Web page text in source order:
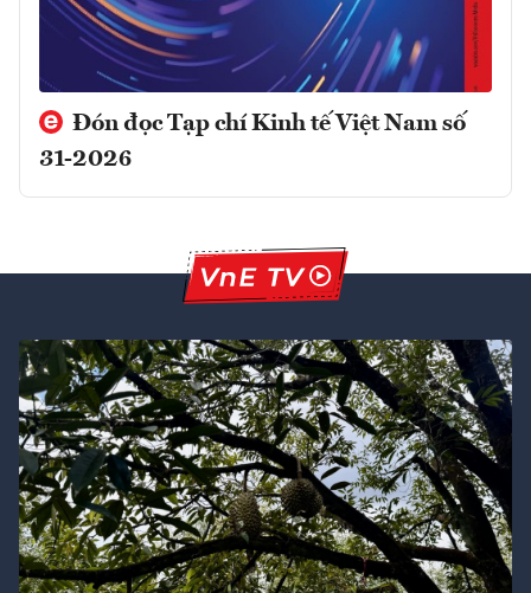
Đón đọc Tạp chí Kinh tế Việt Nam số
31-2026